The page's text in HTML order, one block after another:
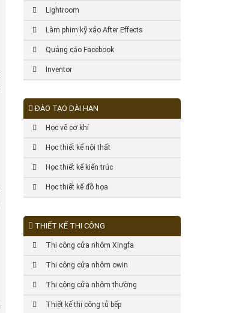
Lightroom
Làm phim kỹ xảo After Effects
Quảng cáo Facebook
Inventor
ĐÀO TẠO DÀI HẠN
Học vẽ cơ khí
Học thiết kế nội thất
Học thiết kế kiến trúc
Học thiết kế đồ họa
THIẾT KẾ THI CÔNG
Thi công cửa nhôm Xingfa
Thi công cửa nhôm owin
Thi công cửa nhôm thường
Thiết kế thi công tủ bếp